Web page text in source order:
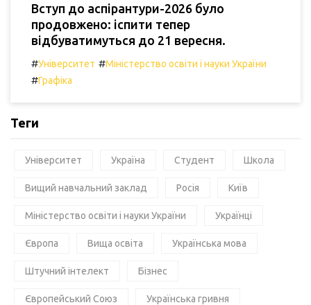
Вступ до аспірантури-2026 було
продовжено: іспити тепер
відбуватимуться до 21 вересня.
#Університет #Міністерство освіти і науки України
#Графіка
Теги
Університет Україна Студент Школа
Вищий навчальний заклад Росія Київ
Міністерство освіти і науки України Українці
Європа Вища освіта Українська мова
Штучний інтелект Бізнес
Європейський Союз Українська гривня